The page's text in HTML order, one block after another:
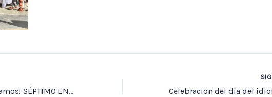
¡Nos Reencontramos! SÉPTIMO ENCUENTRO DE EGRESADOS I.E.O. BOJACÁ 2025